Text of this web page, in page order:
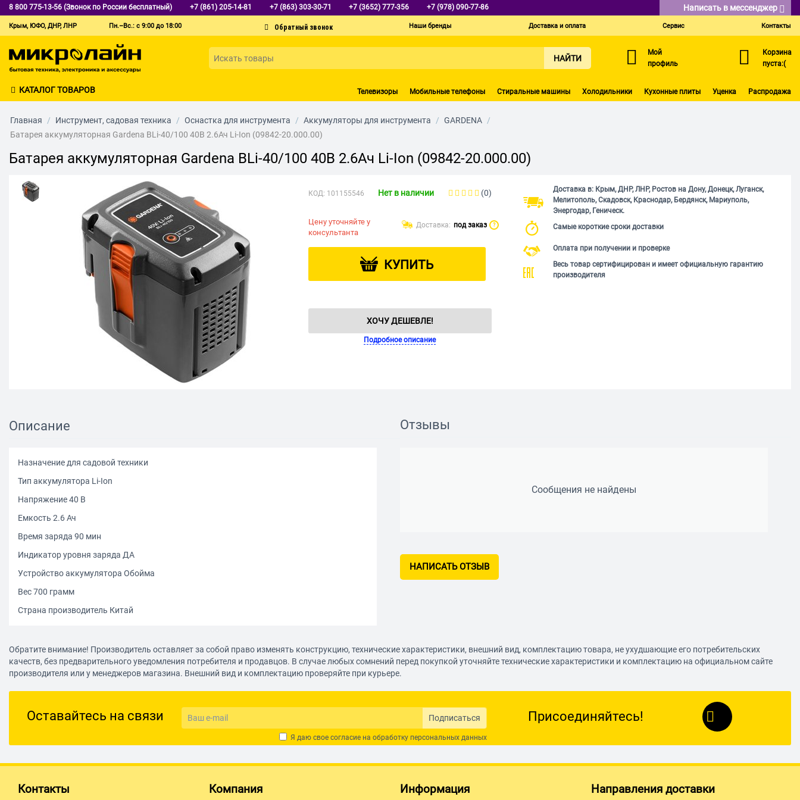
8 800 775-13-56 (Звонок по России бесплатный) +7 (861) 205-14-81 +7 (863) 303-30-71 +7 (3652) 777-356 +7 (978) 090-77-86 Написать в мессенджер
Крым, ЮФО, ДНР, ЛНР Пн.–Вс.: с 9:00 до 18:00 Наши бренды Доставка и оплата Сервис Контакты
НАЙТИ
Мой
профиль
Корзина
пуста:(
КАТАЛОГ ТОВАРОВ Телевизоры Мобильные телефоны Стиральные машины Холодильники Кухонные плиты Уценка Распродажа
Главная / Инструмент, садовая техника / Оснастка для инструмента / Аккумуляторы для инструмента / GARDENA /
Батарея аккумуляторная Gardena BLi-40/100 40В 2.6Ач Li-Ion (09842-20.000.00)
Батарея аккумуляторная Gardena BLi-40/100 40В 2.6Ач Li-Ion (09842-20.000.00)
КОД: 101155546 Нет в наличии (0)
Цену уточняйте у
консультанта
Доставка: под заказ ?
КУПИТЬ
ХОЧУ ДЕШЕВЛЕ!
Подробное описание
Доставка в: Крым, ДНР, ЛНР, Ростов на Дону, Донецк, Луганск,
Мелитополь, Скадовск, Краснодар, Бердянск, Мариуполь,
Энергодар, Геническ.
Самые короткие сроки доставки
Оплата при получении и проверке
Весь товар сертифицирован и имеет официальную гарантию
производителя
Описание
Назначение для садовой техники
Тип аккумулятора Li-Ion
Напряжение 40 В
Емкость 2.6 Ач
Время заряда 90 мин
Индикатор уровня заряда ДА
Устройство аккумулятора Обойма
Вес 700 грамм
Страна производитель Китай
Отзывы
Сообщения не найдены
НАПИСАТЬ ОТЗЫВ
Обратите внимание! Производитель оставляет за собой право изменять конструкцию, технические характеристики, внешний вид, комплектацию товара, не ухудшающие его потребительских
качеств, без предварительного уведомления потребителя и продавцов. В случае любых сомнений перед покупкой уточняйте технические характеристики и комплектацию на официальном сайте
производителя или у менеджеров магазина. Внешний вид и комплектацию проверяйте при курьере.
Оставайтесь на связи Подписаться
Я даю свое согласие на обработку персональных данных
Присоединяйтесь!
Контакты Компания Информация Направления доставки